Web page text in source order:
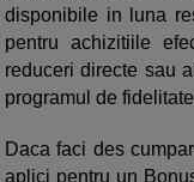
disponibile in luna
pentru achizitiile
reduceri directe sau
programul de
Daca faci des
aplici pentru un